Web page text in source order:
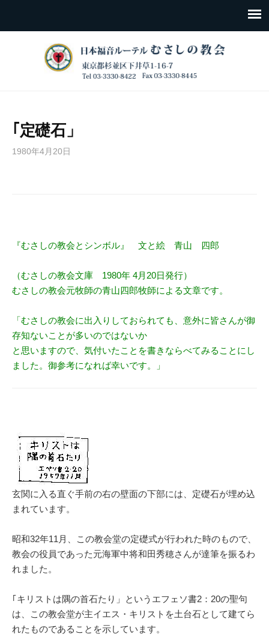
｢定礎石」
1980年4月20日
『むさしの教会とシンボル』 文と絵 青山 四郎
（むさしの教会文庫 1980年 4月20日発行）
むさしの教会元牧師の青山四郎牧師による文章です。
「むさしの教会に出入りしておられても、意外に皆さんが御
存知ないことが多いのではないか
と思いますので、気付いたことを書きならべてみることにし
ました。御参考になれば幸いです。」
玄関に入る直ぐ手前の右の壁面の下部には、定礎石が埋め込
まれています。
昭和32年11月、この教会堂の定礎式が行われた時のもので、
教会の役員であった元海軍中将和田秀穂さんが達筆を振るわ
れました。
｢キリストは隅の首石たり」というエフェソ書2：20の聖句
は、この教会堂が主イエス・キリストを土台石として建てら
れたものであることを示しています。